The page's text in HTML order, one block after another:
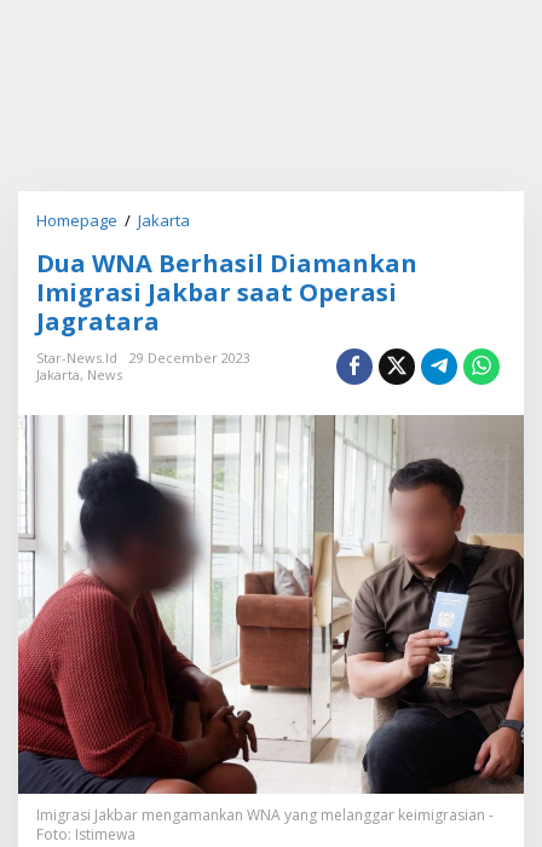
Homepage / Jakarta
a
W
N
B
h
a
s
i
l
D
i
a
m
k
a
n
m
i
g
r
Dua WNA Berhasil Diamankan
Imigrasi Jakbar saat Operasi
Jagratara
Star-News.id
29 December 2023
Jakarta, News
Imigrasi Jakbar mengamankan WNA yang melanggar keimigrasian -
Foto: Istimewa